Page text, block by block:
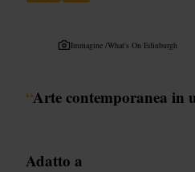
Immagine /What's On Edinburgh
“Arte contemporanea in
Adatto a